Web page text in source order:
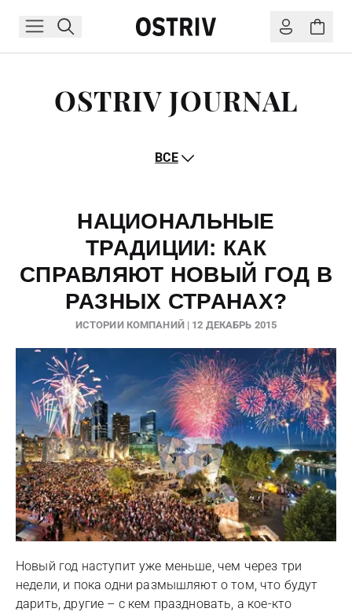
OSTRIV JOURNAL
ВСЕ
НАЦИОНАЛЬНЫЕ
ТРАДИЦИИ: КАК
СПРАВЛЯЮТ НОВЫЙ ГОД В
РАЗНЫХ СТРАНАХ?
ИСТОРИИ КОМПАНИЙ | 12 ДЕКАБРЬ 2015
Новый год наступит уже меньше, чем через три
недели, и пока одни размышляют о том, что будут
дарить, другие – с кем праздновать, а кое-кто